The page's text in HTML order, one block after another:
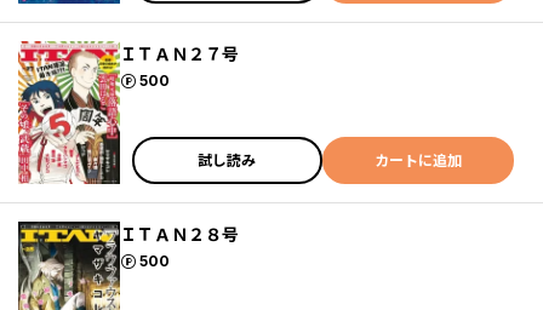
ＩＴＡＮ２７号
500
ポイント
試し読み カートに追加
ＩＴＡＮ２８号
500
ポイント